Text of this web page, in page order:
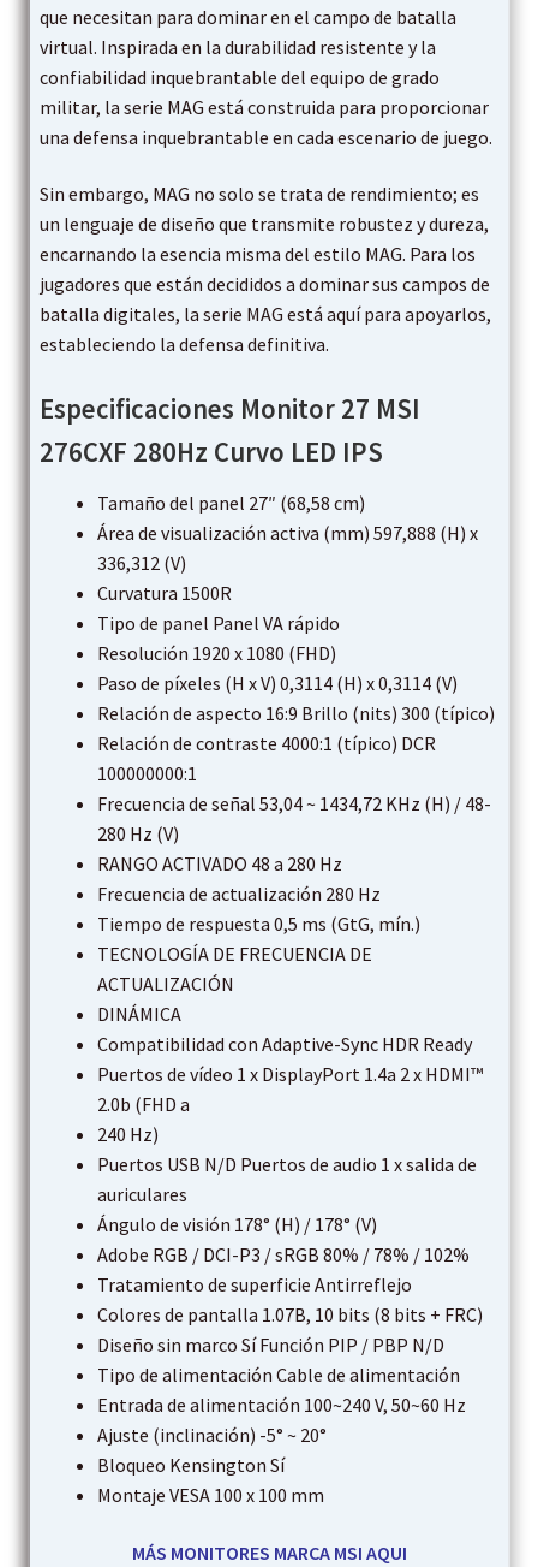
que necesitan para dominar en el campo de batalla
virtual. Inspirada en la durabilidad resistente y la
confiabilidad inquebrantable del equipo de grado
militar, la serie MAG está construida para proporcionar
una defensa inquebrantable en cada escenario de juego.
Sin embargo, MAG no solo se trata de rendimiento; es
un lenguaje de diseño que transmite robustez y dureza,
encarnando la esencia misma del estilo MAG. Para los
jugadores que están decididos a dominar sus campos de
batalla digitales, la serie MAG está aquí para apoyarlos,
estableciendo la defensa definitiva.
Especificaciones Monitor 27 MSI
276CXF 280Hz Curvo LED IPS
Tamaño del panel 27″ (68,58 cm)
Área de visualización activa (mm) 597,888 (H) x
336,312 (V)
Curvatura 1500R
Tipo de panel Panel VA rápido
Resolución 1920 x 1080 (FHD)
Paso de píxeles (H x V) 0,3114 (H) x 0,3114 (V)
Relación de aspecto 16:9 Brillo (nits) 300 (típico)
Relación de contraste 4000:1 (típico) DCR
100000000:1
Frecuencia de señal 53,04 ~ 1434,72 KHz (H) / 48-
280 Hz (V)
RANGO ACTIVADO 48 a 280 Hz
Frecuencia de actualización 280 Hz
Tiempo de respuesta 0,5 ms (GtG, mín.)
TECNOLOGÍA DE FRECUENCIA DE
ACTUALIZACIÓN
DINÁMICA
Compatibilidad con Adaptive-Sync HDR Ready
Puertos de vídeo 1 x DisplayPort 1.4a 2 x HDMI™
2.0b (FHD a
240 Hz)
Puertos USB N/D Puertos de audio 1 x salida de
auriculares
Ángulo de visión 178° (H) / 178° (V)
Adobe RGB / DCI-P3 / sRGB 80% / 78% / 102%
Tratamiento de superficie Antirreflejo
Colores de pantalla 1.07B, 10 bits (8 bits + FRC)
Diseño sin marco Sí Función PIP / PBP N/D
Tipo de alimentación Cable de alimentación
Entrada de alimentación 100~240 V, 50~60 Hz
Ajuste (inclinación) -5° ~ 20°
Bloqueo Kensington Sí
Montaje VESA 100 x 100 mm
MÁS MONITORES MARCA MSI AQUI